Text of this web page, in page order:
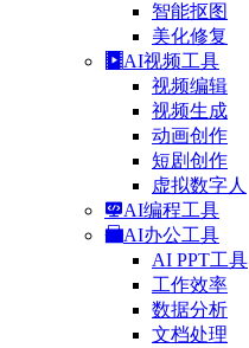
智能抠图
美化修复
AI视频工具
视频编辑
视频生成
动画创作
短剧创作
虚拟数字人
AI编程工具
AI办公工具
AI PPT工具
工作效率
数据分析
文档处理